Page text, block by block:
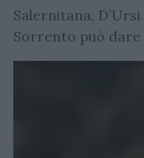
Salernitana,
Sorrento può dare